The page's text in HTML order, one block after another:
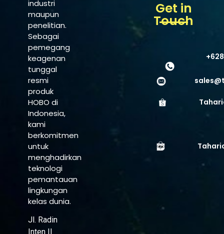
industri
maupun
penelitian.
Sebagai
pemegang
keagenan
tunggal
resmi
produk
HOBO di
Indonesia,
kami
berkomitmen
untuk
menghadirkan
teknologi
pemantauan
lingkungan
kelas dunia.
Jl. Radin
Inten II
Get in
Touch